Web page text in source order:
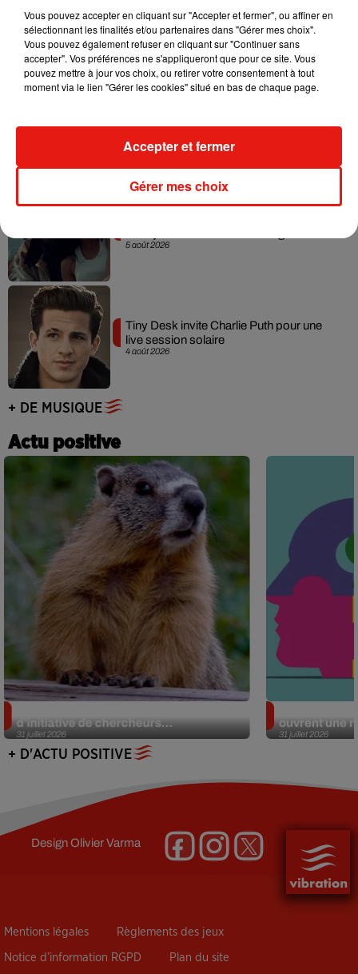
7 août 2026
dansant de l’année
collaboration tant attendue
5 août 2026
4 août 2026
Tiny Desk invite Charlie Puth pour une
live session solaire
+ DE MUSIQUE
Actu positive
31 juillet 2026
d’initiative de chercheurs...
31 juillet 2026
ouvrent une
+ D'ACTU POSITIVE
DesignOlivier Varma
Mentions légales Règlements des jeux
Notice d’information RGPD Plan du site
Vous pouvez accepter en cliquant sur "Accepter et fermer", ou affiner en
sélectionnant les finalités et/ou partenaires dans "Gérer mes choix".
Vous pouvez également refuser en cliquant sur "Continuer sans
accepter". Vos préférences ne s'appliqueront que pour ce site. Vous
pouvez mettre à jour vos choix, ou retirer votre consentement à tout
moment via le lien "Gérer les cookies" situé en bas de chaque page.
Gérer mes choix
Accepter et fermer